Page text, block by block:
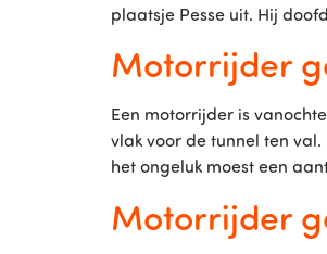
plaatsje Pesse uit. Hij
Motorrijder
Een motorrijder is
vlak voor de tunnel ten
het ongeluk moest een
Motorrijder